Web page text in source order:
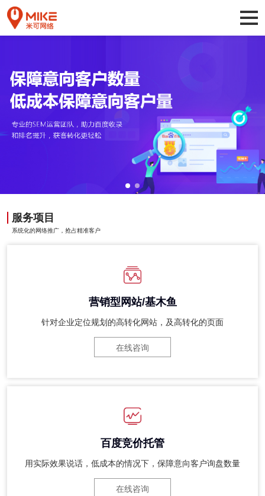
服务项目
系统化的网络推广，抢占精准客户
营销型网站/基木鱼
针对企业定位规划的高转化网站，及高转化的页面
在线咨询
百度竞价托管
用实际效果说话，低成本的情况下，保障意向客户询盘数量
在线咨询